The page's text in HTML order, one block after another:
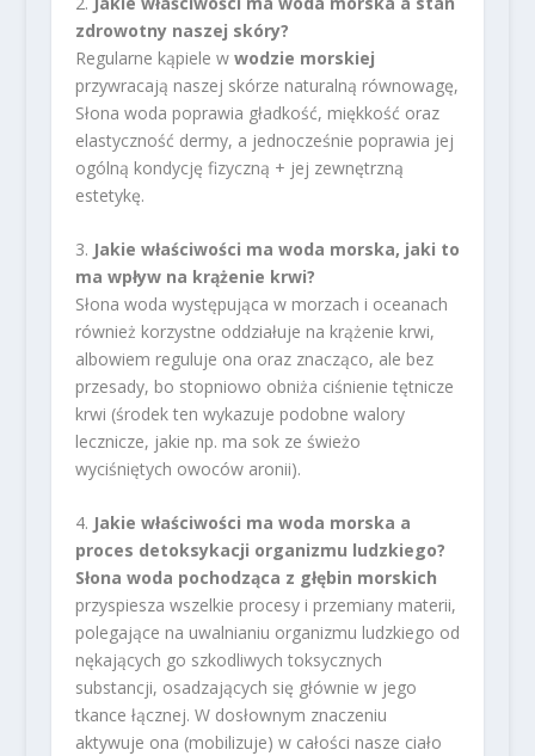
zdrowotny naszej skóry?
Regularne kąpiele w wodzie morskiej
przywracają naszej skórze naturalną równowagę,
Słona woda poprawia gładkość, miękkość oraz
elastyczność dermy, a jednocześnie poprawia jej
ogólną kondycję fizyczną + jej zewnętrzną
estetykę.
3. Jakie właściwości ma woda morska, jaki to
ma wpływ na krążenie krwi?
Słona woda występująca w morzach i oceanach
również korzystne oddziałuje na krążenie krwi,
albowiem reguluje ona oraz znacząco, ale bez
przesady, bo stopniowo obniża ciśnienie tętnicze
krwi (środek ten wykazuje podobne walory
lecznicze, jakie np. ma sok ze świeżo
wyciśniętych owoców aronii).
4. Jakie właściwości ma woda morska a
proces detoksykacji organizmu ludzkiego?
Słona woda pochodząca z głębin morskich
przyspiesza wszelkie procesy i przemiany materii,
polegające na uwalnianiu organizmu ludzkiego od
nękających go szkodliwych toksycznych
substancji, osadzających się głównie w jego
tkance łącznej. W dosłownym znaczeniu
aktywuje ona (mobilizuje) w całości nasze ciało